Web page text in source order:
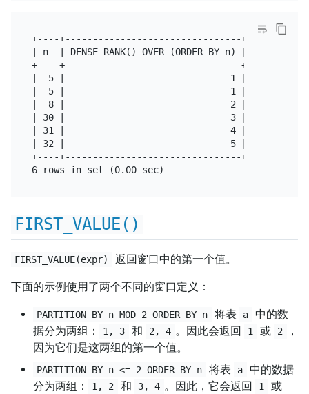
+----+--------------------------------+
| n  | DENSE_RANK() OVER (ORDER BY n) |
+----+--------------------------------+
|  5 |                              1 |
|  5 |                              1 |
|  8 |                              2 |
| 30 |                              3 |
| 31 |                              4 |
| 32 |                              5 |
+----+--------------------------------+
FIRST_VALUE()
FIRST_VALUE(expr) 返回窗口中的第一个值。
下面的示例使用了两个不同的窗口定义：
PARTITION BY n MOD 2 ORDER BY n 将表 a
中的数
据分为两组：
1, 3 和 2, 4 。因此会返回 1 或 2
，
因为它们是这两组的第一个值。
PARTITION BY n <= 2 ORDER BY n 将表 a
中的数据
分为两组：
1, 2 和 3, 4 。因此，它会返回 1 或